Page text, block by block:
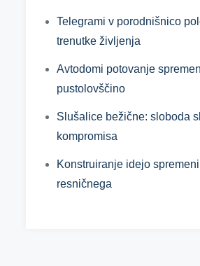
Telegrami v porodnišnico
trenutke življenja
Avtodomi potovanje
pustolovščino
Slušalice bežične: sloboda
kompromisa
Konstruiranje idejo
resničnega